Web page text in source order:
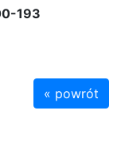
193
« powrót